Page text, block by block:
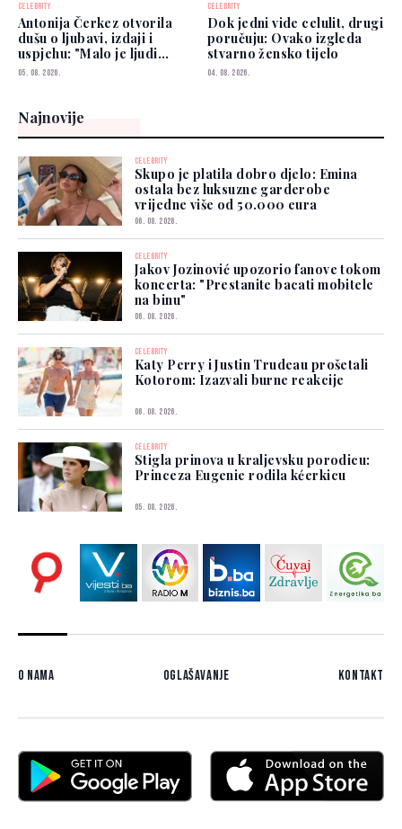
CELEBRITY
Antonija Čerkez otvorila
dušu o ljubavi, izdaji i
uspjehu: "Malo je ljudi
kojima možete vjerovati"
05. 08. 2026.
CELEBRITY
Dok jedni vide celulit, drugi
poručuju: Ovako izgleda
stvarno žensko tijelo
04. 08. 2026.
Najnovije
CELEBRITY
Skupo je platila dobro djelo: Emina
ostala bez luksuzne garderobe
vrijedne više od 50.000 eura
06. 08. 2026.
CELEBRITY
Jakov Jozinović upozorio fanove tokom
koncerta: "Prestanite bacati mobitele
na binu"
06. 08. 2026.
CELEBRITY
Katy Perry i Justin Trudeau prošetali
Kotorom: Izazvali burne reakcije
06. 08. 2026.
CELEBRITY
Stigla prinova u kraljevsku porodicu:
Princeza Eugenie rodila kćerkicu
05. 08. 2026.
O nama Oglašavanje Kontakt